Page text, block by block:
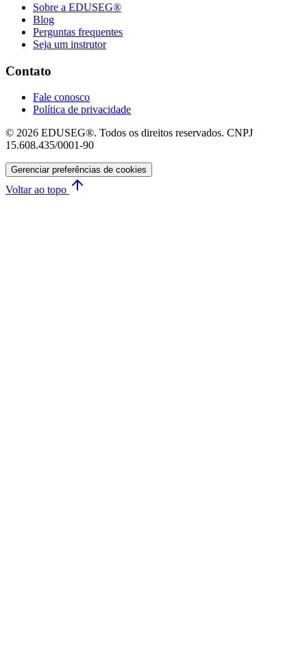
Sobre a EDUSEG®
Blog
Perguntas frequentes
Seja um instrutor
Contato
Fale conosco
Política de privacidade
© 2026 EDUSEG®. Todos os direitos reservados. CNPJ
15.608.435/0001-90
Gerenciar preferências de cookies
Voltar ao topo